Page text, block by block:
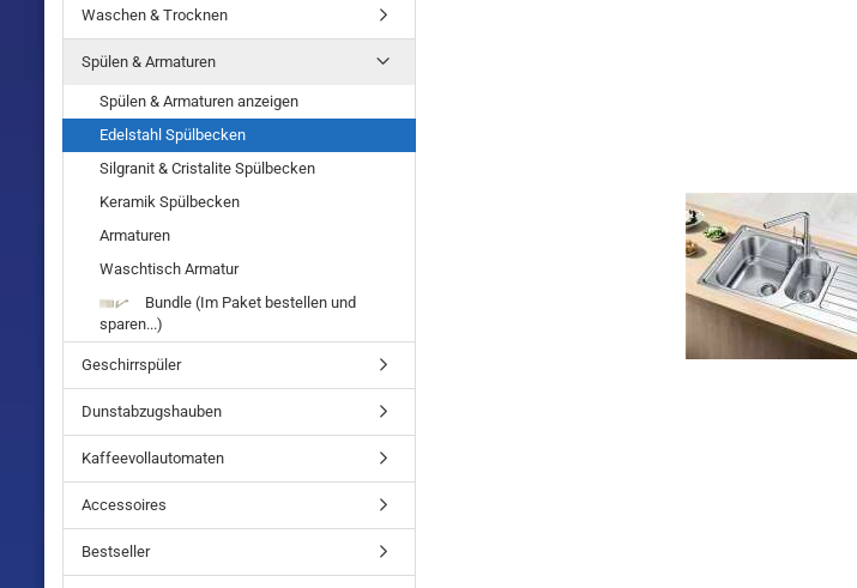
Einbaugeräte
Standgeräte
Waschen & Trocknen
Spülen & Armaturen
Spülen & Armaturen anzeigen
Edelstahl Spülbecken
Silgranit & Cristalite Spülbecken
Keramik Spülbecken
Armaturen
Waschtisch Armatur
Bundle (Im Paket bestellen und
sparen...)
Geschirrspüler
Dunstabzugshauben
Kaffeevollautomaten
Accessoires
Bestseller